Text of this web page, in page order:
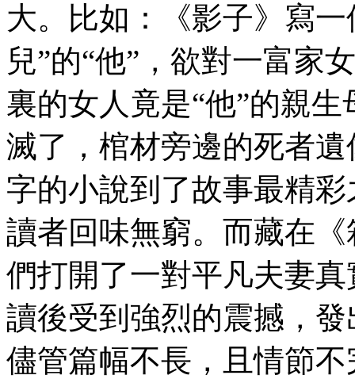
大。比如：《影子》寫
兒”的“他”，欲對一富家
裏的女人竟是“他”的親
滅了，棺材旁邊的死者
字的小說到了故事最精
讀者回味無窮。而藏在
們打開了一對平凡夫妻
讀後受到強烈的震撼，
儘管篇幅不長，且情節